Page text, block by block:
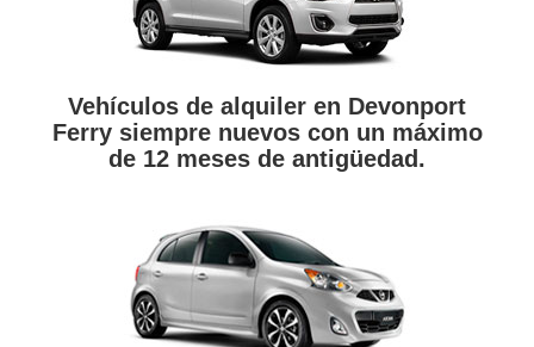
Vehículos de alquiler en Devonport
Ferry siempre nuevos con un máximo
de 12 meses de antigüedad.